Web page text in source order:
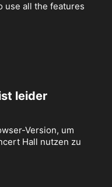
use all the features
leider
Version, um
Hall nutzen zu